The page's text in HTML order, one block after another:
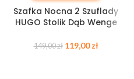
Szafka Nocna 2 Szuflady
HUGO Stolik Dąb Wenge
149,00zł 119,00zł